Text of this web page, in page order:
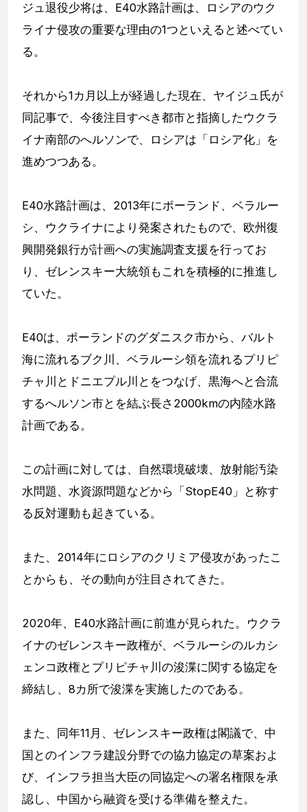
ジュ退役少将は、E40水路計画は、ロシアのウク
ライナ侵攻の重要な理由の1つといえると述べてい
る。
それから1カ月以上が経過した現在、ヤイジュ氏が
同記事で、今後注目すべき都市と指摘したウクラ
イナ南部のへルソンで、ロシアは「ロシア化」を
進めつつある。
E40水路計画は、2013年にポーランド、ベラルー
シ、ウクライナにより発案されたもので、欧州復
興開発銀行が計画への実施調査支援を行ってお
り、ゼレンスキー大統領もこれを積極的に推進し
ていた。
E40は、ポーランドのグダニスク市から、バルト
海に流れるブク川、ベラルーシ領を流れるプリピ
チャ川とドニエプル川とをつなげ、黒海へと合流
するへルソン市とを結ぶ長さ2000kmの内陸水路
計画である。
この計画に対しては、自然環境破壊、放射能汚染
水問題、水資源問題などから「StopE40」と称す
る反対運動も起きている。
また、2014年にロシアのクリミア侵攻があったこ
とからも、その動向が注目されてきた。
2020年、E40水路計画に前進が見られた。ウクラ
イナのゼレンスキー政権が、ベラルーシのルカシ
ェンコ政権とプリピチャ川の浚渫に関する協定を
締結し、8カ所で浚渫を実施したのである。
また、同年11月、ゼレンスキー政権は閣議で、中
国とのインフラ建設分野での協力協定の草案およ
び、インフラ担当大臣の同協定への署名権限を承
認し、中国から融資を受ける準備を整えた。